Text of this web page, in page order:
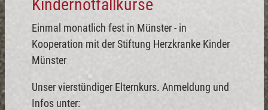
Kindernotfallkurse
Einmal monatlich fest in Münster - in
Kooperation mit der Stiftung Herzkranke Kinder
Münster
Unser vierstündiger Elternkurs. Anmeldung und
Infos unter: